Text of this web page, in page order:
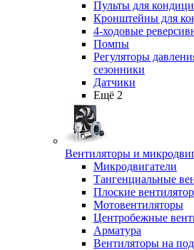
Пульты для
Кронштейны для
4-ходовые
Помпы
Регуляторы
сезонники
Датчики
Ещё 2
Вентиляторы и
Микродвигатели
Тангенциальные
Плоские
Мотовентиляторы
Центробежные
Арматура
Вентиляторы на